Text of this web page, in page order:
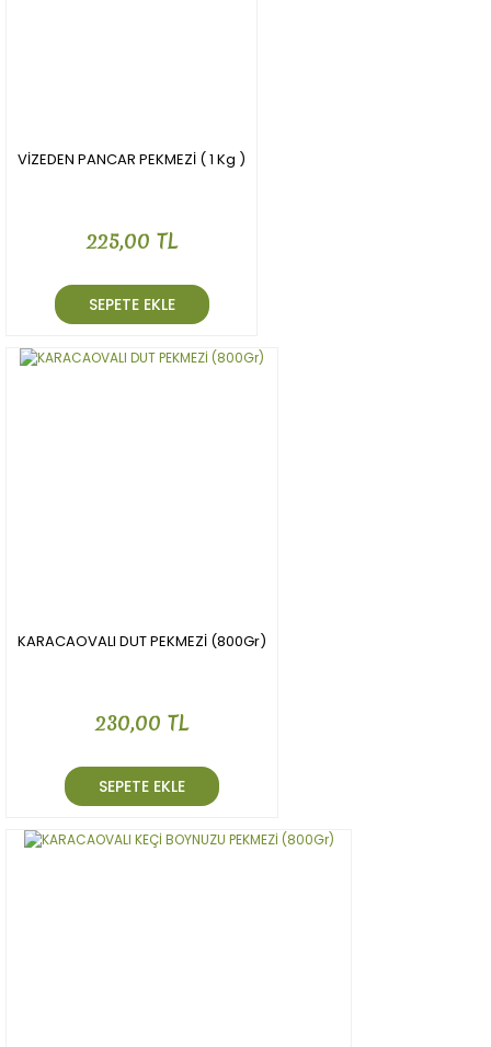
VİZEDEN PANCAR PEKMEZİ ( 1 Kg )
225,00 TL
SEPETE EKLE
KARACAOVALI DUT PEKMEZİ (800Gr)
230,00 TL
SEPETE EKLE